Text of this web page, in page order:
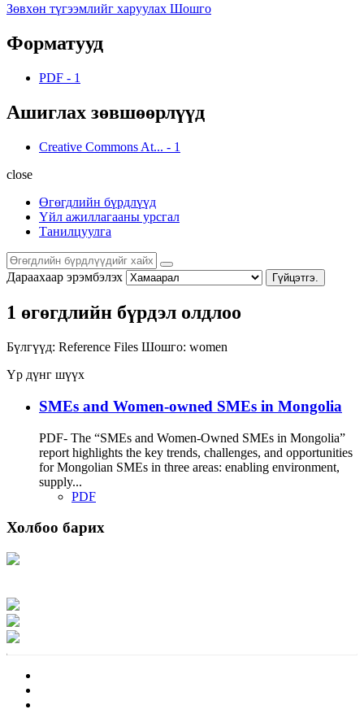
Зөвхөн түгээмлийг харуулах Шошго
Форматууд
PDF - 1
Ашиглах зөвшөөрлүүд
Creative Commons At... - 1
close
Өгөгдлийн бүрдлүүд
Үйл ажиллагааны урсгал
Танилцуулга
Дараахаар эрэмбэлэх Гүйцэтгэ.
1 өгөгдлийн бүрдэл олдлоо
Бүлгүүд: Reference Files Шошго: women
Үр дүнг шүүх
SMEs and Women-owned SMEs in Mongolia
PDF- The “SMEs and Women-Owned SMEs in Mongolia”
report highlights the key trends, challenges, and opportunities
for Mongolian SMEs in three areas: enabling environment,
supply...
PDF
Холбоо барих